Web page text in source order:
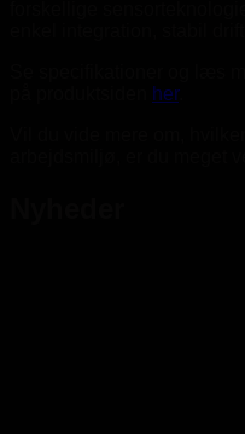
her.